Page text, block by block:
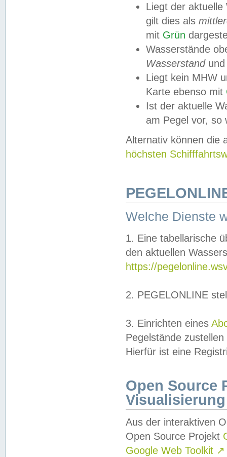
Liegt der
gilt dies als
mit Grün
Wasserstände
Wasserstandund
Liegt kein MHW
Karte ebenso mit
Ist der aktuelle
am Pegel vor,
Alternativ können die
höchsten
Welche Dienste
1. Eine tabellarische
den aktuellen
https://
2. PEGELONLINE
3. Einrichten eines
Pegelstände
Hierfür ist eine
Open Source
Visualisierung
Aus der interaktiven
Open Source Projekt
Google Web Toolkit ↗